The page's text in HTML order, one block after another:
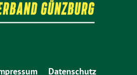
Datenschutz